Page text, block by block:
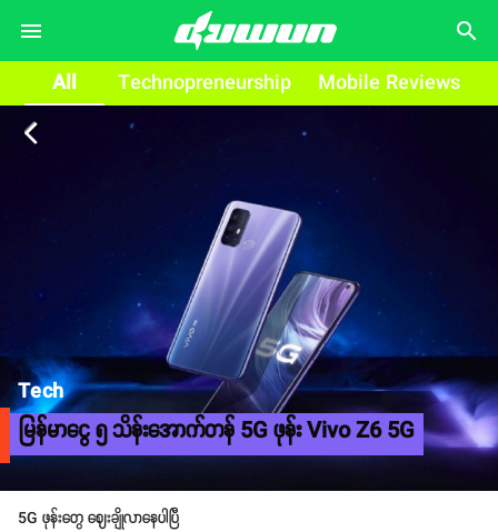
search
All Technopreneurship Mobile Reviews
arrow_back_ios
Tech
မြန်မာငွေ ၅ သိန်းအောက်တန် 5G ဖုန်း Vivo Z6 5G
5G ဖုန်းတွေ ဈေးချိုလာနေပါပြီ